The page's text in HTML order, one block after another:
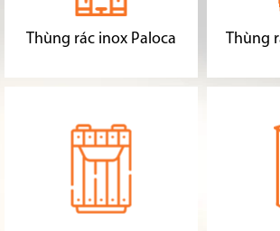
Thùng rác inox Paloca Thùng